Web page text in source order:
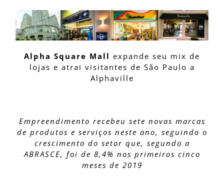
Alpha Square Mall expande seu mix de
lojas e atrai visitantes de São Paulo a
Alphaville
Empreendimento recebeu sete novas marcas
de produtos e serviços neste ano, seguindo o
crescimento do setor que, segundo a
ABRASCE, foi de 8,4% nos primeiros cinco
meses de 2019